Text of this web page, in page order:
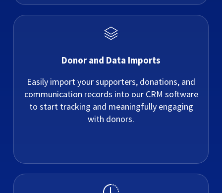
Donor and Data Imports
Easily import your supporters, donations, and
communication records into our CRM software
to start tracking and meaningfully engaging
with donors.